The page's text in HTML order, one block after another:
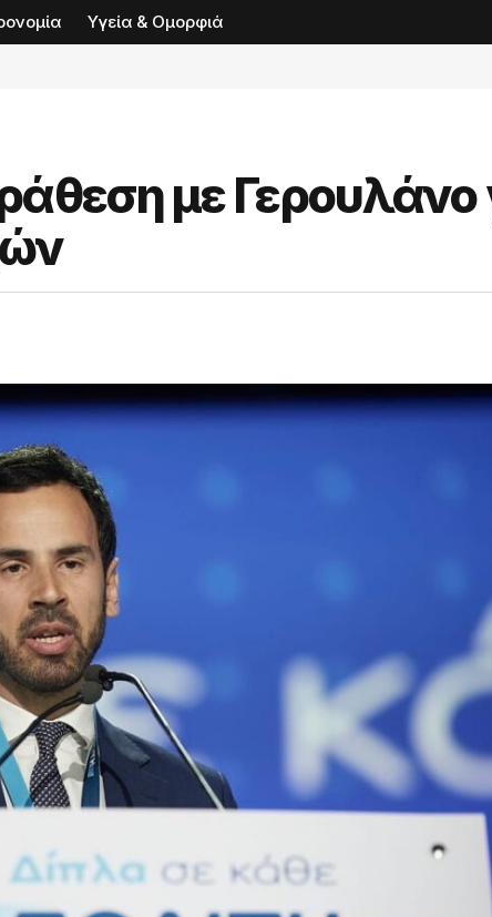
Υγεία & Ομορφιά
με Γερουλάνο